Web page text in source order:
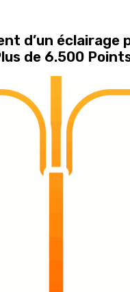
d’un éclairage
de 6.500